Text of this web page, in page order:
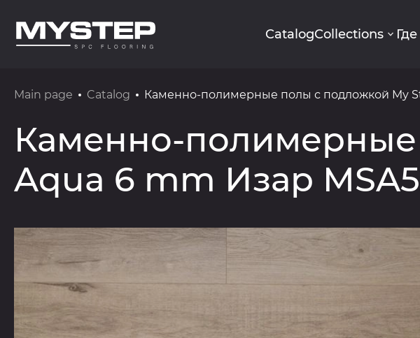
CatalogCollections
Main page Catalog Каменно-полимерные полы с подложкой My
Каменно-
Aqua 6 mm Изар